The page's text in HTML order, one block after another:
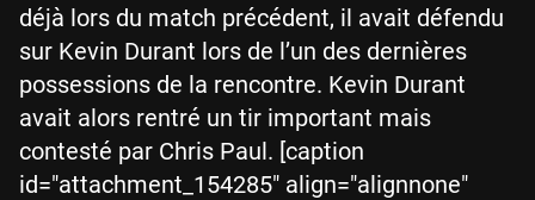
déjà lors du match précédent, il avait défendu
sur Kevin Durant lors de l’un des dernières
possessions de la rencontre. Kevin Durant
avait alors rentré un tir important mais
contesté par Chris Paul. [caption
id="attachment_154285" align="alignnone"